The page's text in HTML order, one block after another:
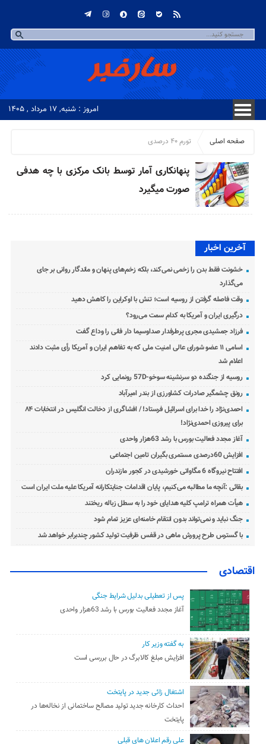
امروز : شنبه, ۱۷ مرداد , ۱۴۰۵
صفحه اصلی تورم ۴۰ درصدی
پنهانکاری آمار توسط بانک مرکزی با چه هدفی
صورت میگیرد
آخرین اخبار
خشونت فقط بدن را زخمی نمی‌کند، بلکه زخم‌های پنهان و ماندگار روانی بر جای
می‌گذارد
وقت فاصله گرفتن از روسیه است؛ تنش با اوکراین را کاهش دهید
درگیری ایران و آمریکا به کدام سمت می‌رود؟
فرزاد جمشیدی مجری پرطرفدار صداوسیما دار فانی را وداع گفت
اسامی ۱۱ عضو شورای عالی امنیت ملی که به تفاهم ایران و آمریکا رأی مثبت دادند
اعلام شد
روسیه از جنگنده دو سرنشینه سوخو-57D رونمایی کرد
رونق چشمگیر صادرات کشاورزی از بندر امیرآباد
احمدی‌نژاد را خدا برای اسرائیل فرستاد! / افشاگری از دخالت انگلیس در انتخابات ۸۴
برای پیروزی احمدی‌نژاد!
آغاز مجدد فعالیت بورس با رشد 63هزار واحدی
افزایش 60درصدی مستمری بگیران تامین اجتماعی
افتتاح نیروگاه 6 مگاواتی خورشیدی در کجور مازندران
بقائی :آنچه ما مطالبه می‌کنیم، پایان اقدامات جنایتکارانه آمریکا علیه ملت ایران است
هیأت همراه ترامپ کلیه هدایای خود را به سطل زباله ریختند
جنگ نباید و نمی‌تواند بدون انتقام خامنه‌ای عزیز تمام شود
با گسترس طرح پرورش ماهی در قفس ظرفیت تولید کشور چندبرابر خواهد شد
اقتصادی
پس از تعطیلی بدلیل شرایط جنگی
آغاز مجدد فعالیت بورس با رشد 63هزار واحدی
به گفته وزیر کار
افزایش مبلغ کالابرگ در حال بررسی است
اشتغال زائی جدید در پایتخت
احداث کارخانه جدید تولید مصالح ساختمانی از نخاله‌ها در
پایتخت
علی رقم اعلان های قبلی